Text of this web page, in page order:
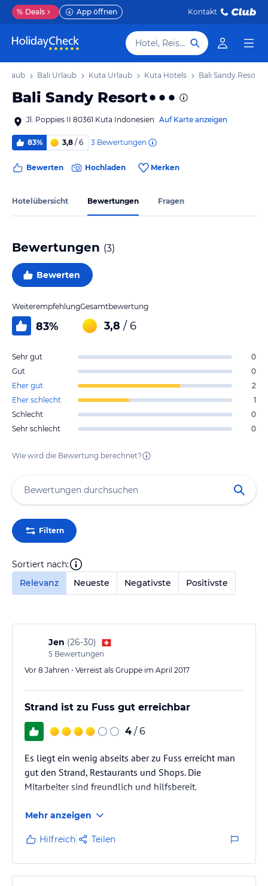
% Deals App öffnen Kontakt
Hotel, Reiseziel
Bali Urlaub Kuta Urlaub Kuta Hotels Bali Sandy Resort
Bali Sandy Resort
Jl. Poppies II 80361 Kuta Indonesien Auf Karte anzeigen
83% 3,8 / 6 3 Bewertungen
Bewerten Hochladen Merken
Hotelübersicht Bewertungen Fragen
Bewertungen (3)
Bewerten
Weiterempfehlung
83%
Gesamtbewertung
3,8 / 6
Sehr gut
0
Gut
0
Eher gut
2
Eher schlecht
1
Schlecht
0
Sehr schlecht
0
Wie wird die Bewertung berechnet?
Filtern
Sortiert nach:
Relevanz
Neueste Negativste Positivste
Jen (26-30)
5 Bewertungen
Vor 8 Jahren • Verreist als Gruppe im April 2017
Strand ist zu Fuss gut erreichbar
4 / 6
Es liegt ein wenig abseits aber zu Fuss erreicht man
gut den Strand, Restaurants und Shops. Die
Mitarbeiter sind freundlich und hilfsbereit.
Mehr anzeigen
Hilfreich Teilen